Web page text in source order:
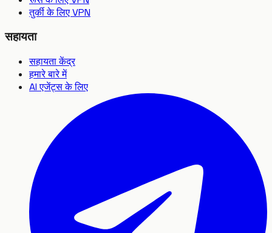
तुर्की के लिए VPN
सहायता
सहायता केंद्र
हमारे बारे में
AI एजेंट्स के लिए